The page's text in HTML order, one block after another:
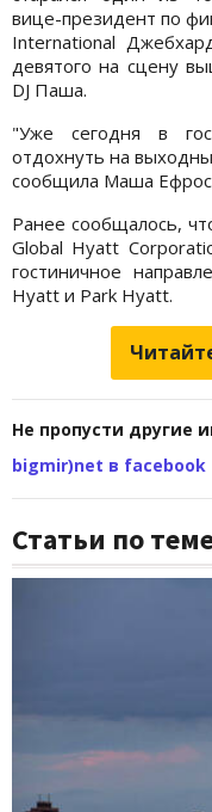
вице-президент по
International
девятого на сцену
DJ Паша.
"Уже сегодня в
отдохнуть на
сообщила Маша
Ранее сообщалось,
Global Hyatt
гостиничное
Hyatt и Park Hyatt.
Не пропусти другие
bigmir)net в facebook
Статьи по